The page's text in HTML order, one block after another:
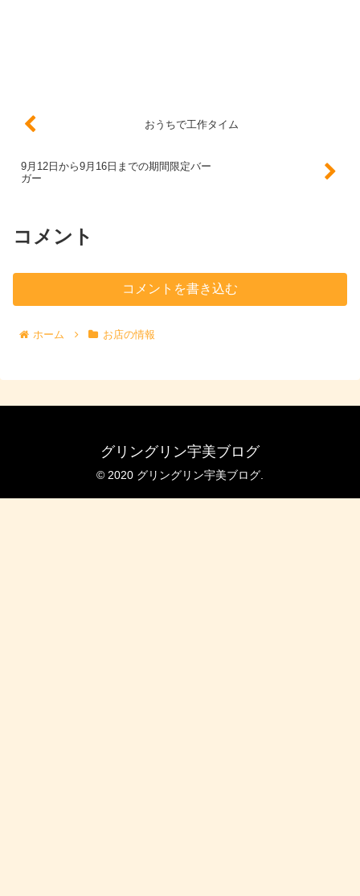
おうちで工作タイム
9月12日から9月16日までの期間限定バー
ガー
コメント
コメントを書き込む
ホーム お店の情報
グリングリン宇美ブログ
© 2020 グリングリン宇美ブログ.